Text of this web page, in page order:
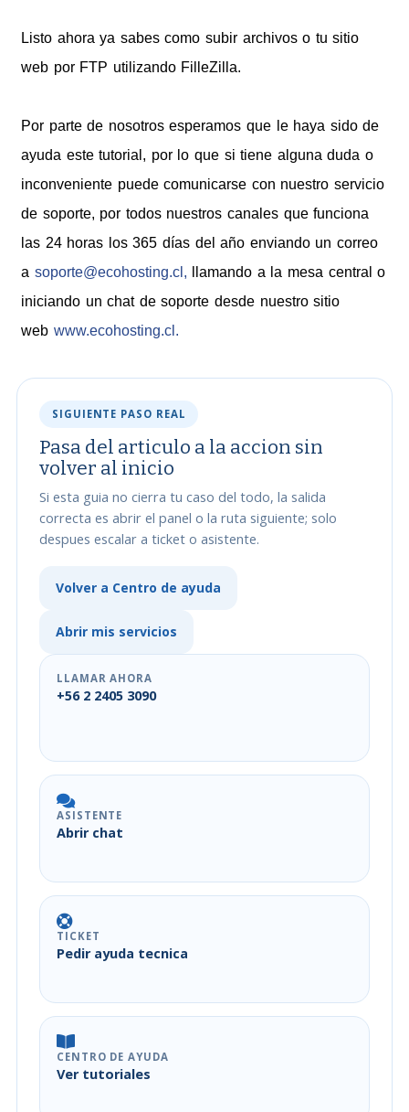
Listo ahora ya sabes como subir archivos o tu sitio
web por FTP utilizando FilleZilla.
Por parte de nosotros esperamos que le haya sido de
ayuda este tutorial, por lo que si tiene alguna duda o
inconveniente puede comunicarse con nuestro servicio
de soporte, por todos nuestros canales que funciona
las 24 horas los 365 días del año enviando un correo
a soporte@ecohosting.cl, llamando a la mesa central o
iniciando un chat de soporte desde nuestro sitio
web www.ecohosting.cl.
SIGUIENTE PASO REAL
Pasa del articulo a la accion sin
volver al inicio
Si esta guia no cierra tu caso del todo, la salida
correcta es abrir el panel o la ruta siguiente; solo
despues escalar a ticket o asistente.
Volver a Centro de ayuda
Abrir mis servicios
LLAMAR AHORA
+56 2 2405 3090
ASISTENTE
Abrir chat
TICKET
Pedir ayuda tecnica
CENTRO DE AYUDA
Ver tutoriales